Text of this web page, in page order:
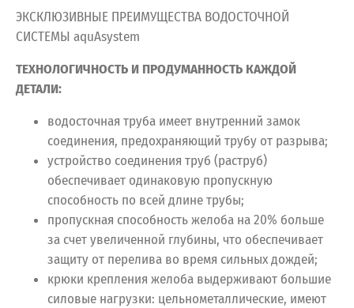
ЭКСКЛЮЗИВНЫЕ ПРЕИМУЩЕСТВА ВОДОСТОЧНОЙ
СИСТЕМЫ aquAsystem
ТЕХНОЛОГИЧНОСТЬ И ПРОДУМАННОСТЬ КАЖДОЙ
ДЕТАЛИ:
водосточная труба имеет внутренний замок
соединения, предохраняющий трубу от разрыва;
устройство соединения труб (раструб)
обеспечивает одинаковую пропускную
способность по всей длине трубы;
пропускная способность желоба на 20% больше
за счет увеличенной глубины, что обеспечивает
защиту от перелива во время сильных дождей;
крюки крепления желоба выдерживают большие
силовые нагрузки: цельнометаллические, имеют